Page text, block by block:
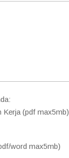
Kerja (pdf max5mb)
word max5mb)